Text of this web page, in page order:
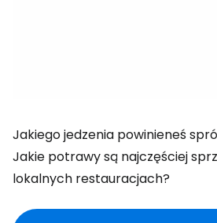
Jakiego jedzenia powinieneś
Jakie potrawy są najczęściej
lokalnych restauracjach?